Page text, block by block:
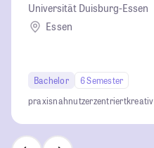
Universität Duisburg-Essen
Essen
Bachelor
6 Semester
praxisnahnutzerzentriertkreativ